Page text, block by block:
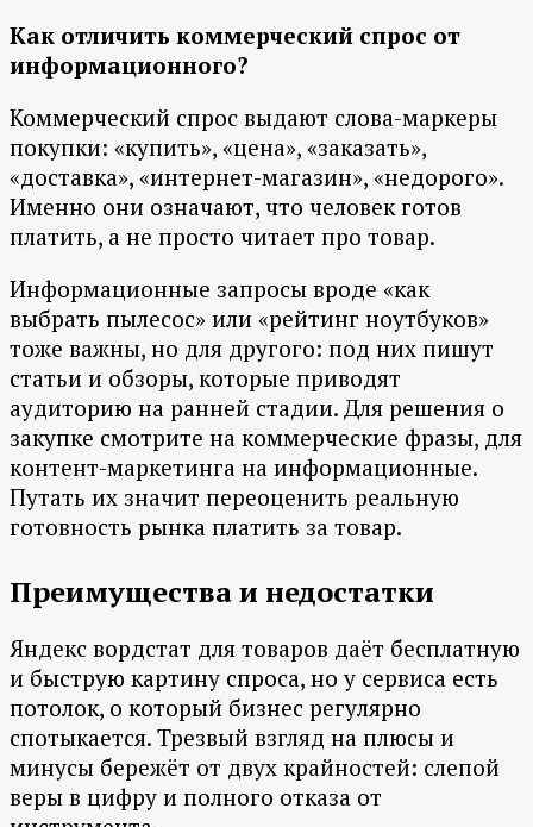
Как отличить коммерческий спрос от
информационного?
Коммерческий спрос выдают слова-маркеры
покупки: «купить», «цена», «заказать»,
«доставка», «интернет-магазин», «недорого».
Именно они означают, что человек готов
платить, а не просто читает про товар.
Информационные запросы вроде «как
выбрать пылесос» или «рейтинг ноутбуков»
тоже важны, но для другого: под них пишут
статьи и обзоры, которые приводят
аудиторию на ранней стадии. Для решения о
закупке смотрите на коммерческие фразы, для
контент-маркетинга на информационные.
Путать их значит переоценить реальную
готовность рынка платить за товар.
Преимущества и недостатки
Яндекс вордстат для товаров даёт бесплатную
и быструю картину спроса, но у сервиса есть
потолок, о который бизнес регулярно
спотыкается. Трезвый взгляд на плюсы и
минусы бережёт от двух крайностей: слепой
веры в цифру и полного отказа от